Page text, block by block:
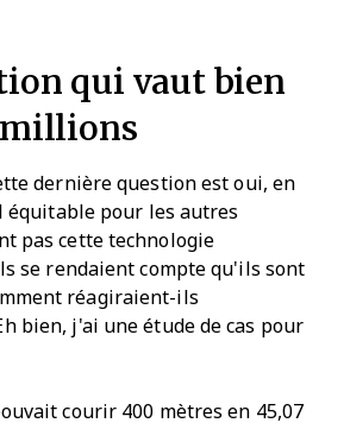
qui vaut bien
dernière question est oui, en
équitable pour les autres
pas cette technologie
se rendaient compte qu'ils sont
réagiraient-ils
bien, j'ai une étude de cas pour
courir 400 mètres en 45,07